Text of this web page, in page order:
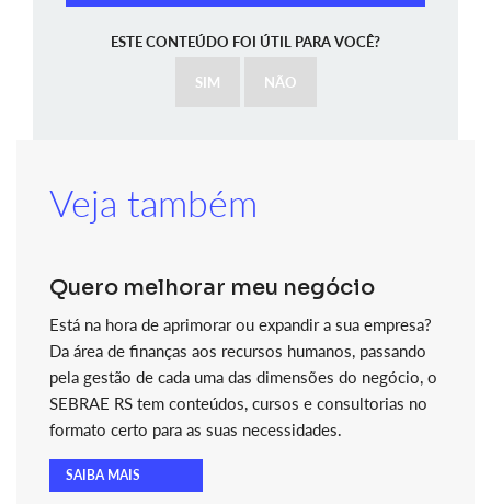
ESTE CONTEÚDO FOI ÚTIL PARA VOCÊ?
SIM NÃO
Veja também
Quero melhorar meu negócio
Está na hora de aprimorar ou expandir a sua empresa?
Da área de finanças aos recursos humanos, passando
pela gestão de cada uma das dimensões do negócio, o
SEBRAE RS tem conteúdos, cursos e consultorias no
formato certo para as suas necessidades.
SAIBA MAIS